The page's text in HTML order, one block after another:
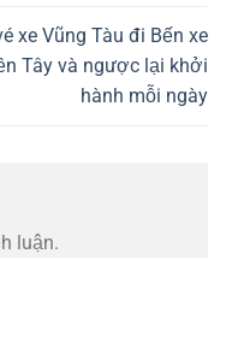
xe Vũng Tàu đi Bến xe
Tây và ngược lại khởi
hành mỗi ngày
luận.